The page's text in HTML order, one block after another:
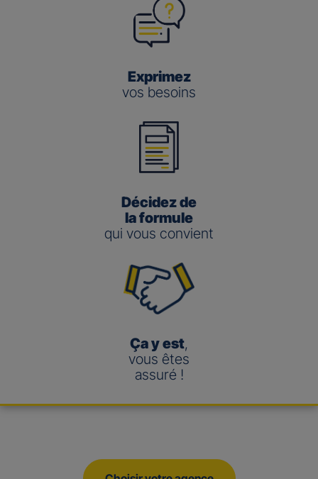
Exprimez
vos besoins
Décidez de
la formule
qui vous convient
Ça y est,
vous êtes
assuré !